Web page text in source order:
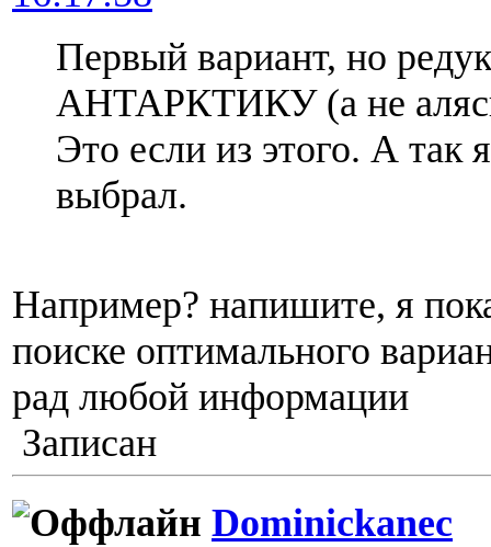
Первый вариант, но
АНТАРКТИКУ (а не
Это если из этого. А так
выбрал.
Например? напишите, я
поиске оптимального
рад любой информации
Записан
Dominickanec